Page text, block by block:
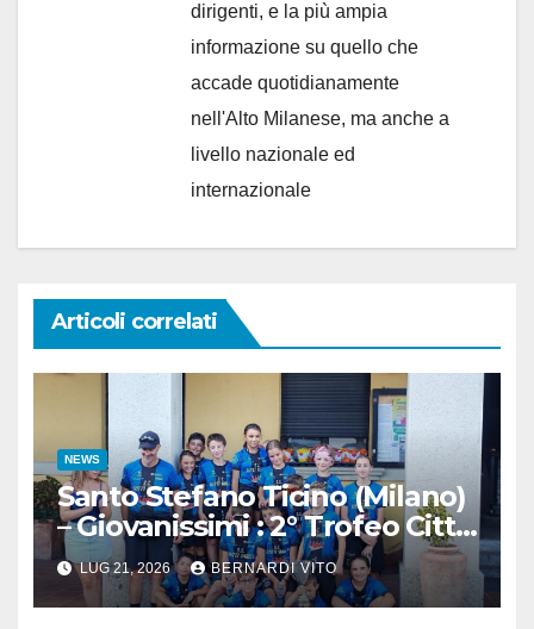
dirigenti, e la più ampia
informazione su quello che
accade quotidianamente
nell'Alto Milanese, ma anche a
livello nazionale ed
internazionale
Articoli correlati
NEWS
Santo Stefano Ticino (Milano)
– Giovanissimi : 2° Trofeo Città
di Santo Stefano Ticino
LUG 21, 2026 BERNARDI VITO